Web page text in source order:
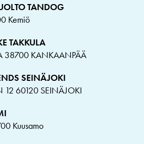
TANDOG
Kemiö
TAKKULA
38700 KANKAANPÄÄ
SEINÄJOKI
12 60120 SEINÄJOKI
Kuusamo